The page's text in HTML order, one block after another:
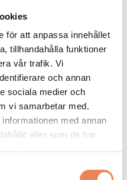
för att anpassa innehållet
tillhandahålla funktioner
vår trafik. Vi
och annan
sociala medier och
vi samarbetar med.
med annan
eller som de har
Cell 204.
känslan från förr med
fotbojor och andra
till huset.
nyfikenhet. Vi
här tidigare i
Det finns personer
energier från förr